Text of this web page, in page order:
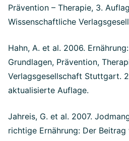
Prävention – Therapie, 3.
Wissenschaftliche
Hahn, A. et al. 2006.
Grundlagen, Prävention,
Verlagsgesellschaft Stuttgart.
aktualisierte Auflage.
Jahreis, G. et al. 2007.
richtige Ernährung: Der